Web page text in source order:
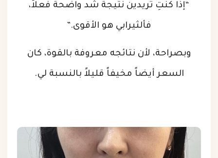
“إذا كنتِ تريدين نتيجة شد واضحة فعلاً،
فألثيرابي هو الأقوى.”
وبصراحة، لأن نتائجه معروفة بالقوة، كان
السعر أيضاً مخيفاً قليلاً بالنسبة لي.